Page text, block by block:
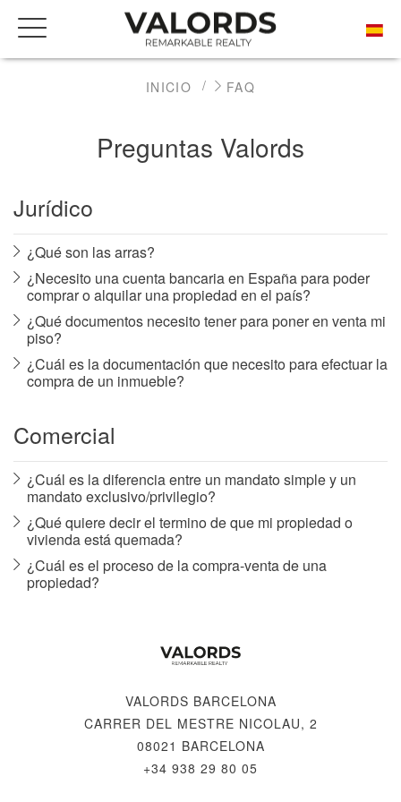
INICIO FAQ
Preguntas Valords
Jurídico
¿Qué son las arras?
¿Necesito una cuenta bancaria en España para poder
comprar o alquilar una propiedad en el país?
¿Qué documentos necesito tener para poner en venta mi
piso?
¿Cuál es la documentación que necesito para efectuar la
compra de un inmueble?
Comercial
¿Cuál es la diferencia entre un mandato simple y un
mandato exclusivo/privilegio?
¿Qué quiere decir el termino de que mi propiedad o
vivienda está quemada?
¿Cuál es el proceso de la compra-venta de una
propiedad?
VALORDS BARCELONA
CARRER DEL MESTRE NICOLAU, 2
08021 BARCELONA
+34 938 29 80 05